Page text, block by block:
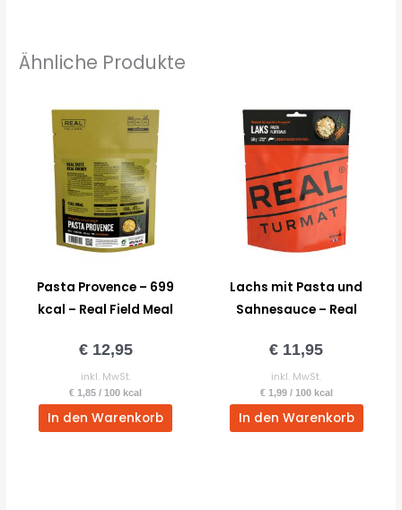
Ähnliche Produkte
Pasta Provence – 699
kcal – Real Field Meal
€12,95
inkl. MwSt.
€ 1,85 / 100 kcal
In den Warenkorb
Lachs mit Pasta und
Sahnesauce – Real
€ 11,95
inkl. MwSt.
€1,99/ 100 kcal
In den Warenkorb